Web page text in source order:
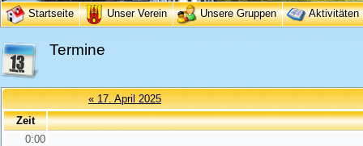
Startseite Unser Verein Unsere Gruppen Aktivitäten
Termine
« 17. April 2025
Zeit
0:00